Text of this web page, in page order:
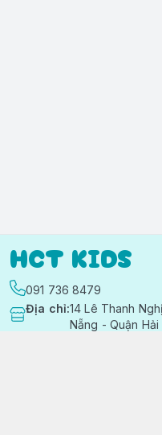
HCT KIDS
091 736 8479
Địa chỉ:14 Lê Thanh
Nẵng - Quận Hải